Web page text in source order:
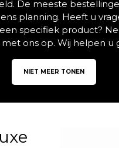
Aanvullende
De meeste
planning. Heeft u
specifiek product?
ons op. Wij helpen u
NIET MEER TONEN